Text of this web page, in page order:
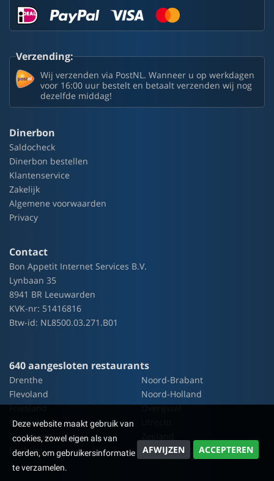
Deze website maakt gebruik van
cookies, zowel eigen als van
derden, om gebruikersinformatie
te verzamelen.
AFWIJZEN ACCEPTEREN
Verzending:
Wij verzenden via PostNL. Wanneer u op werkdagen
voor 16:00 uur bestelt en betaalt verzenden wij nog
dezelfde middag!
Dinerbon
Saldocheck
Dinerbon bestellen
Klantenservice
Zakelijk
Algemene voorwaarden
Privacy
Contact
Bon Appetit Internet Services B.V.
Lynbaan 35
8941 BR Leeuwarden
KVK-nr: 51416816
Btw-id: NL8500.03.271.B01
640 aangesloten restaurants
Drenthe
Flevoland
Friesland
Gelderland
Groningen
Limburg
Noord-Brabant
Noord-Holland
Overijssel
Zuid-Holland